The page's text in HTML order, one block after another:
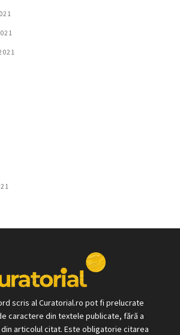
scris al Curatorial.ro pot fi prelucrate
caractere din textele publicate, fără a
articolul citat. Este obligatorie citarea